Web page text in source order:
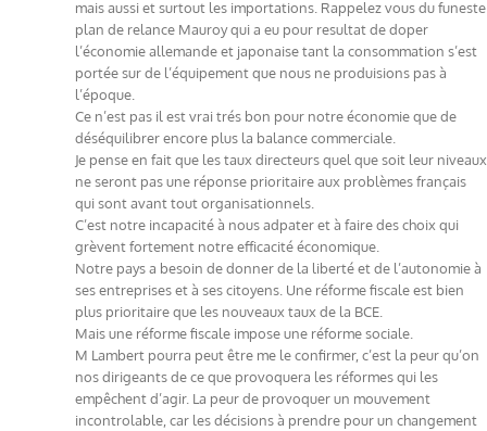
mais aussi et surtout les importations. Rappelez vous du funeste
plan de relance Mauroy qui a eu pour resultat de doper
l’économie allemande et japonaise tant la consommation s’est
portée sur de l’équipement que nous ne produisions pas à
l’époque.
Ce n’est pas il est vrai trés bon pour notre économie que de
déséquilibrer encore plus la balance commerciale.
Je pense en fait que les taux directeurs quel que soit leur niveaux
ne seront pas une réponse prioritaire aux problèmes français
qui sont avant tout organisationnels.
C’est notre incapacité à nous adpater et à faire des choix qui
grèvent fortement notre efficacité économique.
Notre pays a besoin de donner de la liberté et de l’autonomie à
ses entreprises et à ses citoyens. Une réforme fiscale est bien
plus prioritaire que les nouveaux taux de la BCE.
Mais une réforme fiscale impose une réforme sociale.
M Lambert pourra peut être me le confirmer, c’est la peur qu’on
nos dirigeants de ce que provoquera les réformes qui les
empêchent d’agir. La peur de provoquer un mouvement
incontrolable, car les décisions à prendre pour un changement